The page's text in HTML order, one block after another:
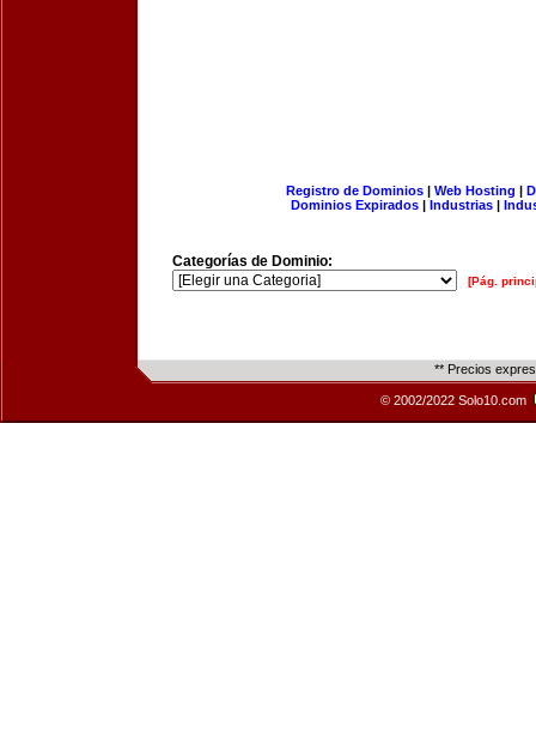
Registro de Dominios| Web Hosting |
Dominios Expirados | Industrias |
Categorías de Dominio:
[Pág.
** Precios
© 2002/2022 Solo10.com